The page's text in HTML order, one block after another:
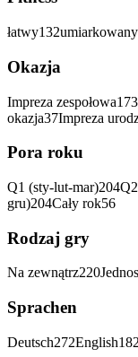
łatwy132umiarkowany
Okazja
Impreza zespołowa173
okazja37Impreza
Pora roku
Q1 (sty-lut-mar)204
gru)204Cały rok56
Rodzaj gry
Na zewnątrz220
Sprachen
Deutsch272English182